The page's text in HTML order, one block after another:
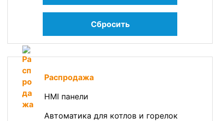
Сбросить
Распродажа
HMI панели
Автоматика для котлов и горелок